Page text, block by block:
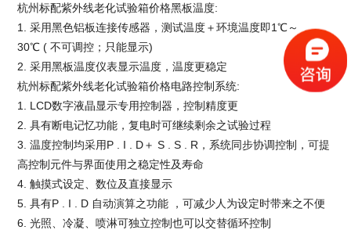
杭州标配紫外线老化试验箱价格黑板温度:
1. 采用黑色铝板连接传感器，测试温度＋环境温度即1℃～
30℃ ( 不可调控；只能显示)
2. 采用黑板温度仪表显示温度，温度更稳定
杭州标配紫外线老化试验箱价格电路控制系统:
1. LCD数字液晶显示专用控制器，控制精度更
2. 具有断电记忆功能，复电时可继续剩余之试验过程
3. 温度控制均采用P . I . D＋ S . S . R，系统同步协调控制，可提
高控制元件与界面使用之稳定性及寿命
4. 触摸式设定、数位及直接显示
5. 具有P . I . D 自动演算之功能 ，可减少人为设定时带来之不便
6. 光照、冷凝、喷淋可独立控制也可以交替循环控制